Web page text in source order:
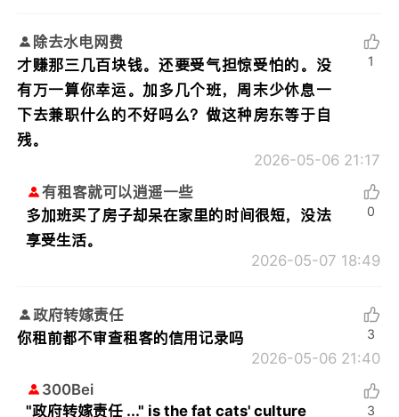
除去水电网费
才赚那三几百块钱。还要受气担惊受怕的。没
有万一算你幸运。加多几个班，周末少休息一
下去兼职什么的不好吗么？做这种房东等于自
残。
2026-05-06 21:17
1
有租客就可以逍遥一些
多加班买了房子却呆在家里的时间很短，没法
享受生活。
2026-05-07 18:49
0
政府转嫁责任
你租前都不审查租客的信用记录吗
2026-05-06 21:40
3
300Bei
"政府转嫁责任 ..." is the fat cats' culture
3